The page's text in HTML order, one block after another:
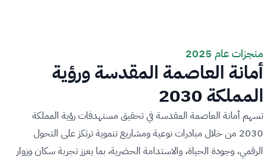
منجزات عام 2025
أمانة العاصمة المقدسة ورؤية
المملكة 2030
تسهم أمانة العاصمة المقدسة في تحقيق مستهدفات رؤية المملكة
2030 من خلال مبادرات نوعية ومشاريع تنموية ترتكز على التحول
الرقمي، وجودة الحياة، والاستدامة الحضرية، بما يعزز تجربة سكان وزوار